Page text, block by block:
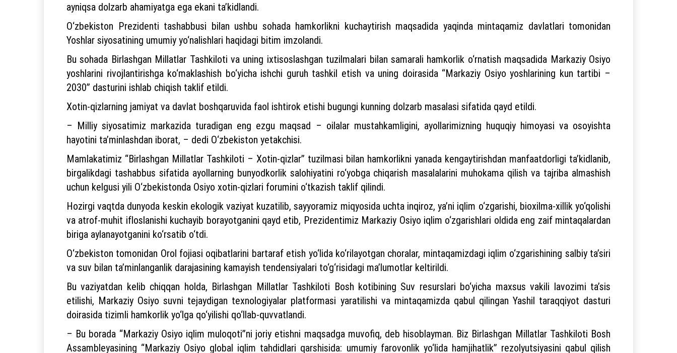
ayniqsa dolzarb ahamiyatga ega ekani ta’kidlandi.
O‘zbekiston Prezidenti tashabbusi bilan ushbu sohada hamkorlikni kuchaytirish maqsadida yaqinda mintaqamiz davlatlari tomonidan
Yoshlar siyosatining umumiy yo‘nalishlari haqidagi bitim imzolandi.
Bu sohada Birlashgan Millatlar Tashkiloti va uning ixtisoslashgan tuzilmalari bilan samarali hamkorlik o‘rnatish maqsadida Markaziy Osiyo
yoshlarini rivojlantirishga ko‘maklashish bo‘yicha ishchi guruh tashkil etish va uning doirasida “Markaziy Osiyo yoshlarining kun tartibi –
2030” dasturini ishlab chiqish taklif etildi.
Xotin-qizlarning jamiyat va davlat boshqaruvida faol ishtirok etishi bugungi kunning dolzarb masalasi sifatida qayd etildi.
– Milliy siyosatimiz markazida turadigan eng ezgu maqsad – oilalar mustahkamligini, ayollarimizning huquqiy himoyasi va osoyishta
hayotini ta’minlashdan iborat, – dedi O‘zbekiston yetakchisi.
Mamlakatimiz “Birlashgan Millatlar Tashkiloti – Xotin-qizlar” tuzilmasi bilan hamkorlikni yanada kengaytirishdan manfaatdorligi ta’kidlanib,
birgalikdagi tashabbus sifatida ayollarning bunyodkorlik salohiyatini ro‘yobga chiqarish masalalarini muhokama qilish va tajriba almashish
uchun kelgusi yili O‘zbekistonda Osiyo xotin-qizlari forumini o‘tkazish taklif qilindi.
Hozirgi vaqtda dunyoda keskin ekologik vaziyat kuzatilib, sayyoramiz miqyosida uchta inqiroz, ya’ni iqlim o‘zgarishi, bioxilma-xillik yo‘qolishi
va atrof-muhit ifloslanishi kuchayib borayotganini qayd etib, Prezidentimiz Markaziy Osiyo iqlim o‘zgarishlari oldida eng zaif mintaqalardan
biriga aylanayotganini ko‘rsatib o‘tdi.
O‘zbekiston tomonidan Orol fojiasi oqibatlarini bartaraf etish yo‘lida ko‘rilayotgan choralar, mintaqamizdagi iqlim o‘zgarishining salbiy ta’siri
va suv bilan ta’minlanganlik darajasining kamayish tendensiyalari to‘g‘risidagi ma’lumotlar keltirildi.
Bu vaziyatdan kelib chiqqan holda, Birlashgan Millatlar Tashkiloti Bosh kotibining Suv resurslari bo‘yicha maxsus vakili lavozimi ta’sis
etilishi, Markaziy Osiyo suvni tejaydigan texnologiyalar platformasi yaratilishi va mintaqamizda qabul qilingan Yashil taraqqiyot dasturi
doirasida tizimli hamkorlik yo‘lga qo‘yilishi qo‘llab-quvvatlandi.
– Bu borada “Markaziy Osiyo iqlim muloqoti”ni joriy etishni maqsadga muvofiq, deb hisoblayman. Biz Birlashgan Millatlar Tashkiloti Bosh
Assambleyasining “Markaziy Osiyo global iqlim tahdidlari qarshisida: umumiy farovonlik yo‘lida hamjihatlik” rezolyutsiyasini qabul qilish